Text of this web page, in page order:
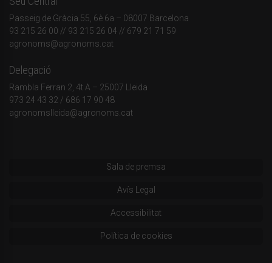
Passeig de Gràcia 55, 6è 6a – 08007 Barcelona
93 215 26 00 // 93 215 26 04 // 679 21 71 59
agronoms@agronoms.cat
Delegació
Rambla Ferran 2, 4t A – 25007 Lleida
973 24 43 32 / 686 17 90 48
agronomslleida@agronoms.cat
Sala de premsa
Avís Legal
Accessibilitat
Política de cookies